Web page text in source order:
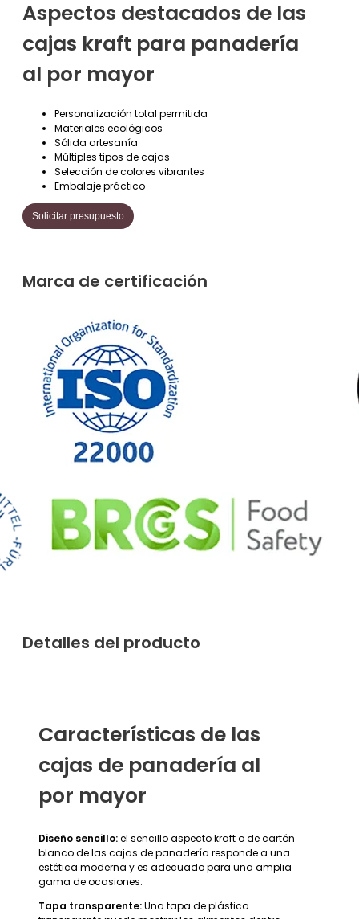
Aspectos destacados de las
cajas kraft para panadería
al por mayor
Personalización total permitida
Materiales ecológicos
Sólida artesanía
Múltiples tipos de cajas
Selección de colores vibrantes
Embalaje práctico
Solicitar presupuesto
Marca de certificación
Detalles del producto
Características de las
cajas de panadería al
por mayor
Diseño sencillo:el sencillo aspecto kraft o de cartón
blanco de las cajas de panadería responde a una
estética moderna y es adecuado para una amplia
gama de ocasiones.
Tapa transparente:Una tapa de plástico